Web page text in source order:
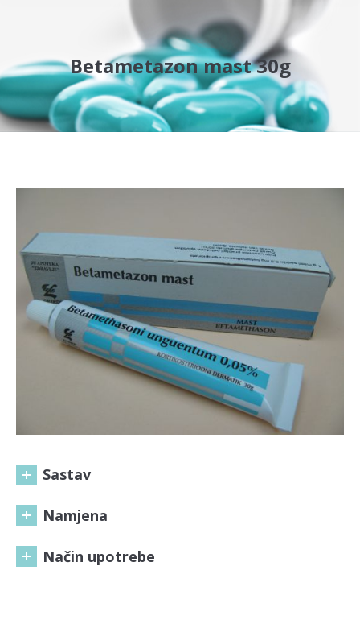
Betametazon mast 30g
Sastav
Namjena
Način upotrebe